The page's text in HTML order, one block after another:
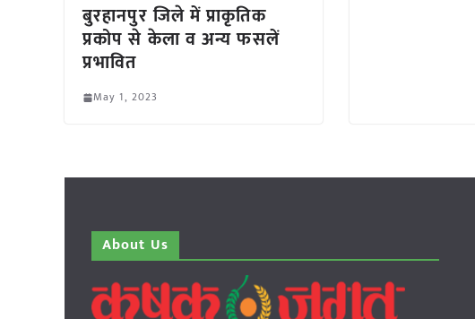
बुरहानपुर जिले में प्राकृतिक
प्रकोप से केला व अन्य फसलें
प्रभावित
May 1, 2023
About Us